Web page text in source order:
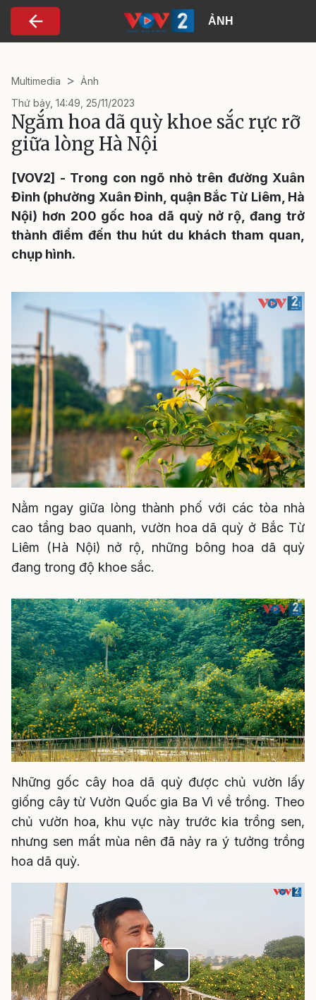
Nhảy đến nội dung
ẢNH
Multimedia
Ảnh
Thứ bảy, 14:49, 25/11/2023
Ngắm hoa dã quỳ khoe sắc rực rỡ
giữa lòng Hà Nội
[VOV2] - Trong con ngõ nhỏ trên đường Xuân
Đỉnh (phường Xuân Đỉnh, quận Bắc Từ Liêm, Hà
Nội) hơn 200 gốc hoa dã quỳ nở rộ, đang trở
thành điểm đến thu hút du khách tham quan,
chụp hình.
Nằm ngay giữa lòng thành phố với các tòa nhà
cao tầng bao quanh, vườn hoa dã quỳ ở Bắc Từ
Liêm (Hà Nội) nở rộ, những bông hoa dã quỳ
đang trong độ khoe sắc.
Những gốc cây hoa dã quỳ được chủ vườn lấy
giống cây từ Vườn Quốc gia Ba Vì về trồng. Theo
chủ vườn hoa, khu vực này trước kia trồng sen,
nhưng sen mất mùa nên đã nảy ra ý tưởng trồng
hoa dã quỳ.
Play